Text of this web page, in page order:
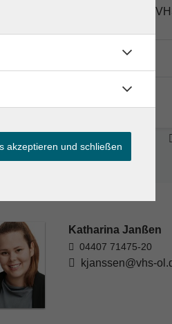
Online
Katharina Janßen
04407 71475-20
kjanssen@vhs-
akzeptieren und schließen